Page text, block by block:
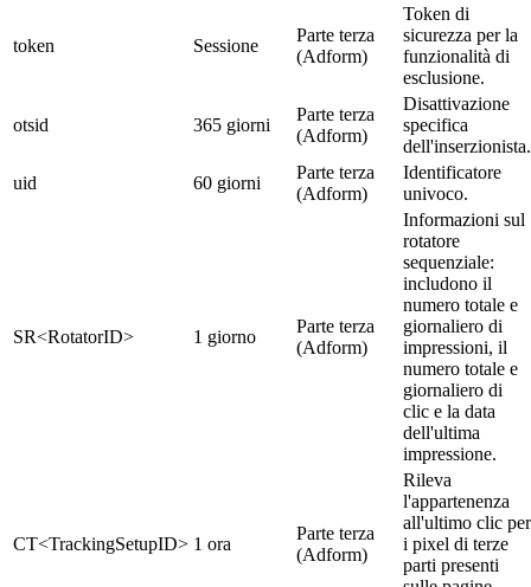
token Sessione
Parte terza
(Adform)
Token di
sicurezza per la
funzionalità di
esclusione.
otsid 365 giorni
Parte terza
(Adform)
Disattivazione
specifica
dell'inserzionista.
uid
60 giorni
Parte terza
(Adform)
Identificatore
univoco.
SR<RotatorID> 1 giorno
Parte terza
(Adform)
Informazioni sul
rotatore
sequenziale:
includono il
numero totale e
giornaliero di
impressioni, il
numero totale e
giornaliero di
clic e la data
dell'ultima
impressione.
CT<TrackingSetupID> 1 ora
Parte terza
(Adform)
Rileva
l'appartenenza
all'ultimo clic per
i pixel di terze
parti presenti